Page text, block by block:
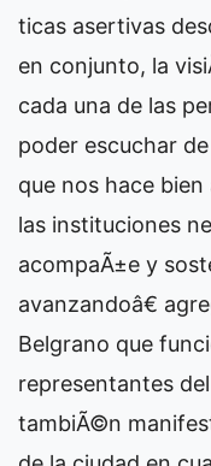
ticas asertivas
en conjunto, la
cada una de las
poder escuchar
que nos hace
las instituciones
acompaÃ±e y
avanzandoâ€
Belgrano que
representantes
tambiÃ©n